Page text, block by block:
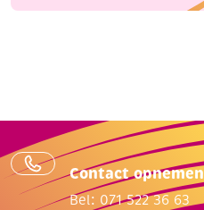
Contact opnemen
Bel: 071 522 36 63